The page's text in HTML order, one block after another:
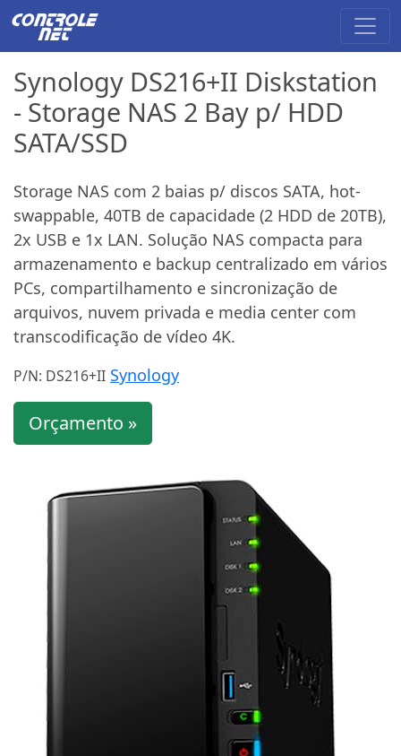
Synology DS216+II Diskstation
- Storage NAS 2 Bay p/ HDD
SATA/SSD
Storage NAS com 2 baias p/ discos SATA, hot-
swappable, 40TB de capacidade (2 HDD de 20TB),
2x USB e 1x LAN. Solução NAS compacta para
armazenamento e backup centralizado em vários
PCs, compartilhamento e sincronização de
arquivos, nuvem privada e media center com
transcodificação de vídeo 4K.
P/N: DS216+II Synology
Orçamento »